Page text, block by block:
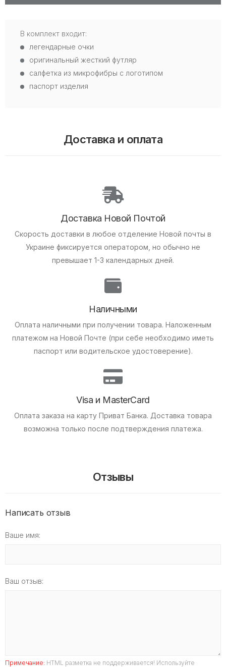
В комплект входит:
легендарные очки
оригинальный жесткий футляр
салфетка из микрофибры с логотипом
паспорт изделия
Доставка и оплата
Доставка Новой Почтой
Скорость доставки в любое отделение Новой почты в
Украине фиксируется оператором, но обычно не
превышает 1-3 календарных дней.
Наличными
Оплата наличными при получении товара. Наложенным
платежом на Новой Почте (при себе необходимо иметь
паспорт или водительское удостоверение).
Visa и MasterCard
Оплата заказа на карту Приват Банка. Доставка товара
возможна только после подтверждения платежа.
Отзывы
Написать отзыв
Ваше имя:
Ваш отзыв:
Примечание: HTML разметка не поддерживается! Используйте